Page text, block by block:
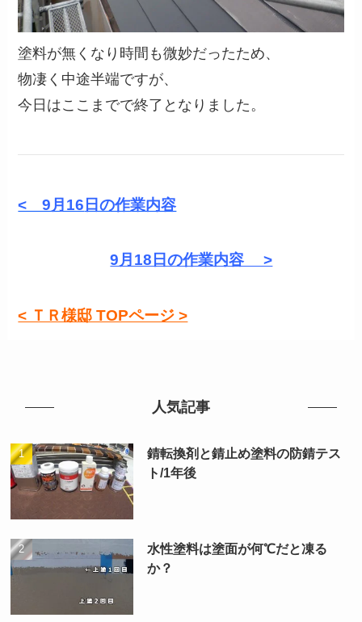
塗料が無くなり時間も微妙だったため、
物凄く中途半端ですが、
今日はここまでで終了となりました。
< 9月16 日の作業内容
9月18日の作業内容 >
< ＴＲ様邸 TOPページ >
人気記事
錆転換剤と錆止め塗料の防錆テス
ト/1年後
水性塗料は塗面が何℃だと凍る
か？